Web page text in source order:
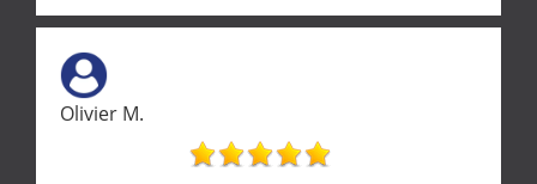
Olivier M.